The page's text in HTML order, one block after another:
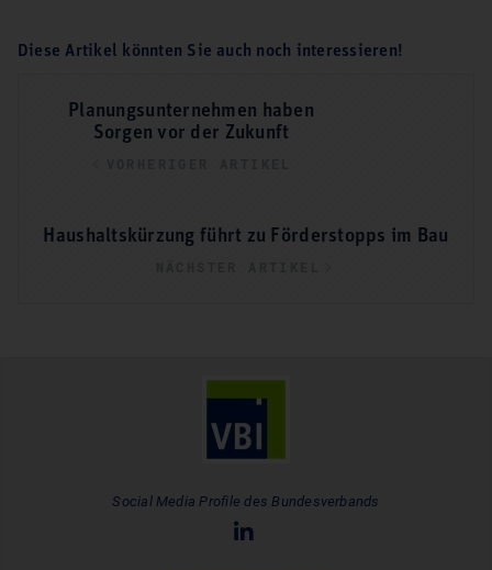
Diese Artikel könnten Sie auch noch interessieren!
Planungsunternehmen haben
Sorgen vor der Zukunft
Haushaltskürzung führt zu Förderstopps im Bau
Social Media Profile des Bundesverbands